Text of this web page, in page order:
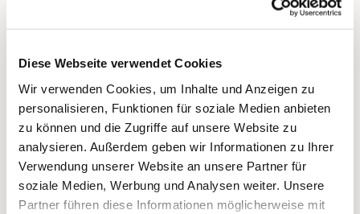
Diese Webseite verwendet Cookies
Wir verwenden Cookies, um Inhalte und Anzeigen zu
personalisieren, Funktionen für soziale Medien anbieten
zu können und die Zugriffe auf unsere Website zu
analysieren. Außerdem geben wir Informationen zu Ihrer
Verwendung unserer Website an unsere Partner für
soziale Medien, Werbung und Analysen weiter. Unsere
Partner führen diese Informationen möglicherweise mit
Freitag, 24. September 2027, 09:30
Maria Rosenkranzkönigin, Demmin,
Reiferstraße 2A, 17109 Demmin